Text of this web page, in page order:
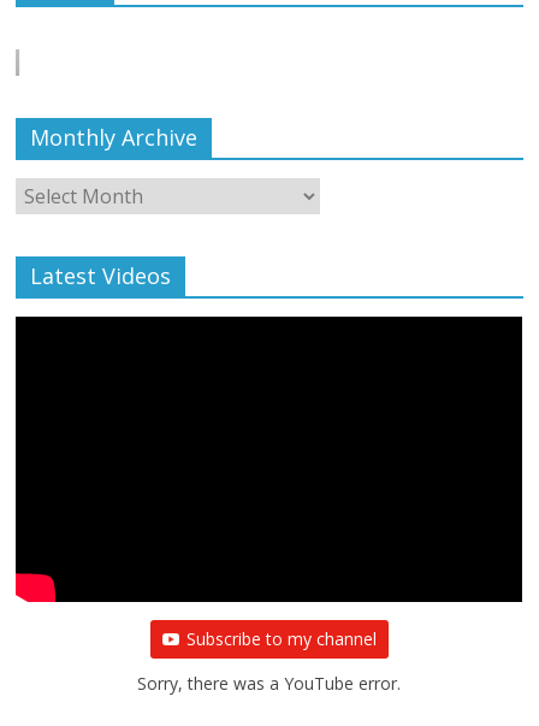
बाल्मीकि का किया गया स्वागत
Monthly Archive
Monthly
Archive
Latest Videos
Subscribe to my channel
Sorry, there was a YouTube error.